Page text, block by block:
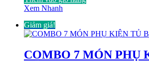
Xem Nhanh
Giảm giá!
COMBO 7 MÓN PHỤ